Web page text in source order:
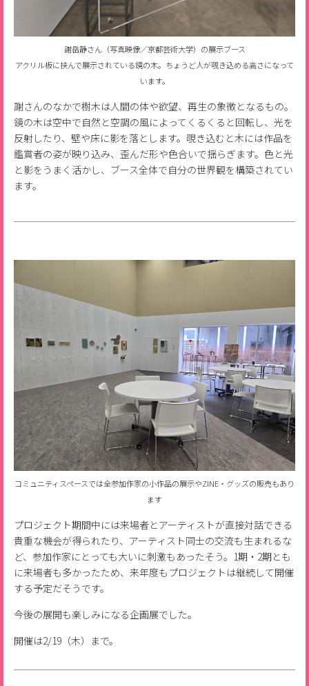
謝岳静さん（写真映像／京都芸術大学）の展示ブース
アクリル板に挟んで展示されている鏡の木。ちょうど人が覗き込める高さになって
います。
謝さんのなかで樹木は人間の体や欲望、再生の象徴となるもの。
鏡の木は空中で自然と空調の風によってくるくると回転し、光を
反射したり、壁や床に影を落とします。覗き込むと木には作品を
鑑賞者の姿が映り込み、歪んだ形や色合いで揺らぎます。色と光
と影をうまく活かし、ブース全体で自分の世界観を構築されてい
ます。
コミュニティスペースでは全参加作家の小作品の展示やZINE・グッズの販売もあり
ます
プロジェクト期間中には来場者とアーティストが直接対話できる
貴重な機会が得られたり、アーティスト同士の交流も生まれるな
ど、参加作家にとっても大いに刺激もあったそう。1期・2期とも
に来場者も多かったため、来年度もプロジェクトは継続して開催
する予定だそうです。
今後の展開も楽しみになる企画展でした。
開催は2/19（木）まで。